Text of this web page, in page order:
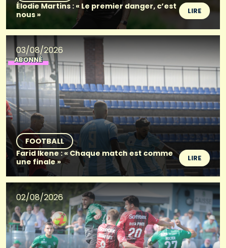
Élodie Martins : « Le premier danger, c’est
nous »
LIRE
03/08/2026
ABONNÉ
FOOTBALL
Farid Ikene : « Chaque match est comme
une finale »
LIRE
02/08/2026